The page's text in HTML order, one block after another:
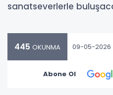
sanatseverlerle
445 OKUNMA 09-05-2026
Abone Ol